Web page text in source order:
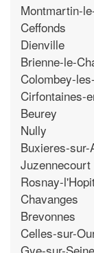
Montmartin-
Ceffonds
Dienville
Brienne-le-
Colombey-
Cirfontaines-
Beurey
Nully
Buxieres-sur-
Juzennecourt
Rosnay-
Chavanges
Brevonnes
Celles-sur-
Gye-sur-Seine